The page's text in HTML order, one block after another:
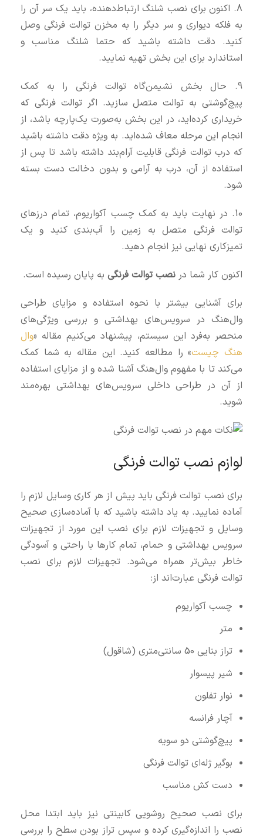
8. اکنون برای نصب شلنگ ارتباط‌‌دهنده، باید یک سر آن را
به فلکه دیواری و سر دیگر را به مخزن توالت فرنگی وصل
کنید. دقت داشته باشید که حتما شلنگ مناسب و
استاندارد برای این بخش تهیه نمایید.
9. حال بخش نشیمن‌گاه توالت فرنگی را به کمک
پیچ‌گوشتی به توالت متصل سازید. اگر توالت فرنگی که
خریداری کرده‌اید، در این بخش به‌صورت یک‌پارچه باشد، از
انجام این مرحله معاف شده‌اید. به ویژه دقت داشته باشید
که درب توالت فرنگی قابلیت آرام‌بند داشته باشد تا پس از
استفاده از آن، درب به آرامی و بدون دخالت دست بسته
شود.
10. در نهایت باید به کمک چسب آکواریوم، تمام درزهای
توالت فرنگی متصل به زمین را آب‌بندی کنید و یک
تمیزکاری نهایی نیز انجام دهید.
اکنون کار شما در نصب توالت فرنگی به پایان رسیده است.
برای آشنایی بیشتر با نحوه استفاده و مزایای طراحی
وال‌هنگ در سرویس‌های بهداشتی و بررسی ویژگی‌های
منحصر به‌فرد این سیستم، پیشنهاد می‌کنیم مقاله «وال
هنگ چیست» را مطالعه کنید. این مقاله به شما کمک
می‌کند تا با مفهوم وال‌هنگ آشنا شده و از مزایای استفاده
از آن در طراحی داخلی سرویس‌های بهداشتی بهره‌مند
شوید.
لوازم نصب توالت فرنگی
برای نصب توالت فرنگی باید پیش از هر کاری وسایل لازم را
آماده نمایید. به یاد داشته باشید که با آماده‌سازی صحیح
وسایل و تجهیزات لازم برای نصب این مورد از تجهیزات
سرویس بهداشتی و حمام، تمام کارها با راحتی و آسودگی
خاطر بیش‌تر همراه می‌شود. تجهیزات لازم برای نصب
توالت فرنگی عبارت‌اند از:
چسب آکواریوم
متر
تراز بنایی 50 سانتی‌متری (شاقول)
شیر پیسوار
نوار تفلون
آچار فرانسه
پیچ‌گوشتی دو سویه
بوگیر ژله‌ای توالت فرنگی
دست‌ کش مناسب
برای نصب صحیح روشویی کابینتی نیز باید ابتدا محل
نصب را اندازه‌گیری کرده و سپس تراز بودن سطح را بررسی